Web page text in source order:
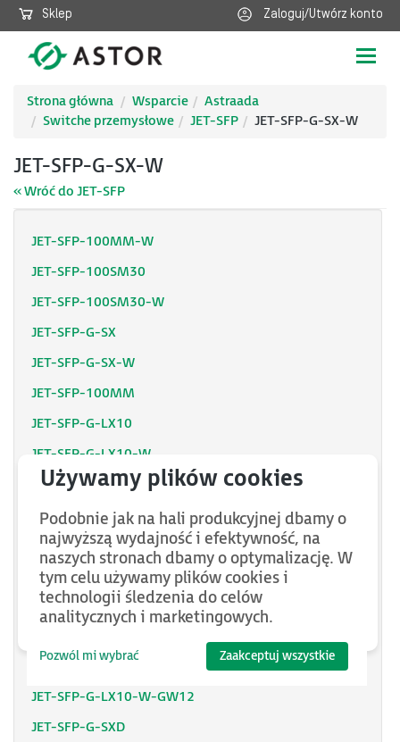
Sklep Zaloguj/Utwórz konto
Strona główna
Wsparcie
Astraada
Switche przemysłowe
JET-SFP JET-SFP-G-SX-W
JET-SFP-G-SX-W
« Wróć do JET-SFP
JET-SFP-100MM-W
JET-SFP-100SM30
JET-SFP-100SM30-W
JET-SFP-G-SX
JET-SFP-G-SX-W
JET-SFP-100MM
JET-SFP-G-LX10
JET-SFP-G-LX10-W
JET-CON-1302-M
JET-SFP-100SM60
JET-SFP-G-SX2
JET-SFP-100SM60-GW12
JET-SFP-G-SX-W-GW12
JET-SFP-G-SX2-W
JET-SFP-G-LX10-W-GW12
JET-SFP-G-SXD
Podobnie jak na hali produkcyjnej dbamy o
najwyższą wydajność i efektywność, na
naszych stronach dbamy o optymalizację. W
tym celu używamy plików cookies i
technologii śledzenia do celów
analitycznych i marketingowych.
Pozwól mi wybrać Zaakceptuj wszystkie